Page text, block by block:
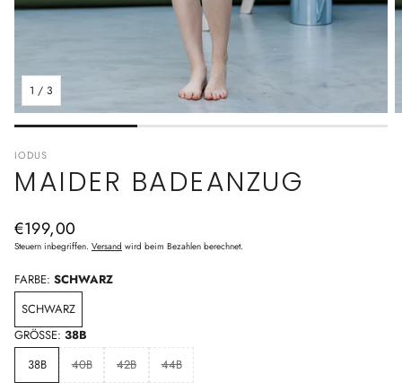
1 / 3
IODUS
MAIDER BADEANZUG
Normaler
Preis
€199,00
Steuern inbegriffen. Versand wird beim Bezahlen berechnet.
FARBE: SCHWARZ
SCHWARZ
GRÖSSE: 38B
38B
40B 42B 44B